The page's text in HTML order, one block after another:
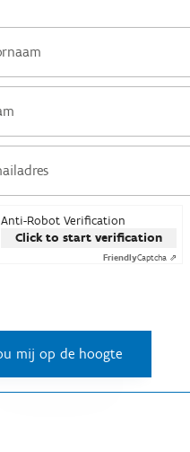
Anti-Robot Verification
Click to start verification
FriendlyCaptcha ⇗